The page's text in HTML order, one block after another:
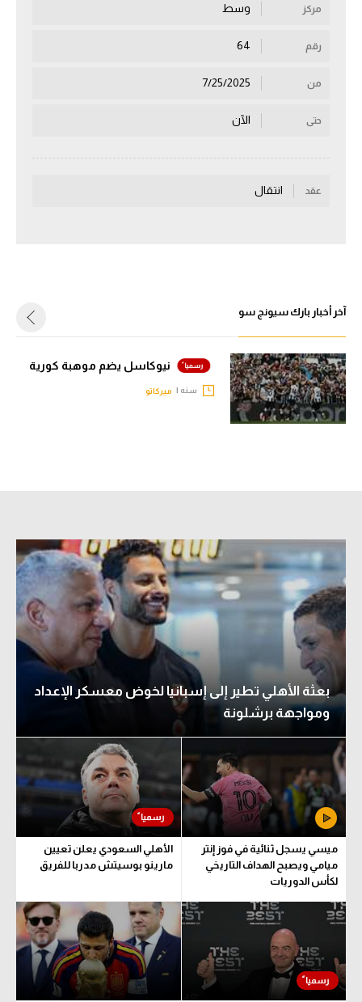
أقسام
سعودي في الجول
رياضات أخرى
أمم إفريقيا
كرة السلة الأمريكية
الوطن العربي
في المونديال
رياضة نسائية
آسيا
أمريكا
ركن الألعاب
أقسام خاصة
Gamers
ميركاتو
تحقيق في الجول
تقرير في الجول
تحليل في الجول
حكايات في الجول
كويز في الجول
مركز وسط
رقم
من
حتى الآن
عقد انتقال
آخر أخبار بارك سيونج سو
نيوكاسل يضم موهبة كورية
سنه | ميركاتو
بعثة الأهلي تطير إلى إسبانيا لخوض معسكر الإعداد
ومواجهة برشلونة
ميسي يسجل ثنائية في فوز إنتر
ميامي ويصبح الهداف التاريخي
لكأس الدوريات
الأهلي السعودي يعلن تعيين
مارينو بوسيتش مدربا للفريق